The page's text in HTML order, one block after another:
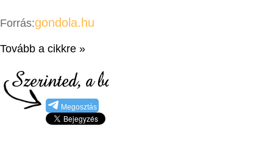
Forrás:gondola.hu
Tovább a cikkre »
Megosztás